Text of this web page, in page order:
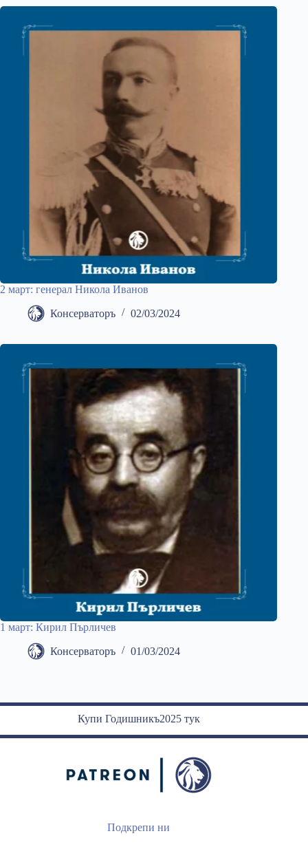
2 март: генерал Никола Иванов
Консерваторъ 02/03/2024
1 март: Кирил Пърличев
Консерваторъ 01/03/2024
Купи Годишникъ2025 тук
Подкрепи ни